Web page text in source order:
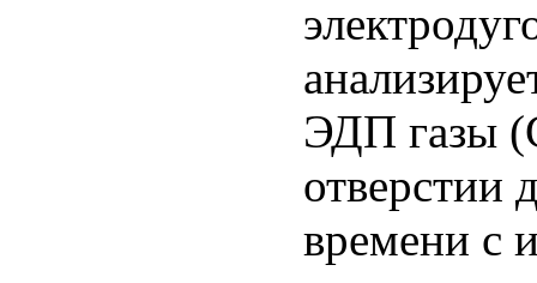
ЭДП газы
отверстии
времени с